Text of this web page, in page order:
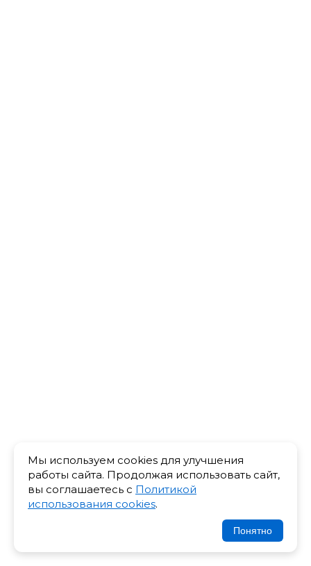
Мы используем cookies для улучшения
работы сайта. Продолжая использовать сайт,
вы соглашаетесь с Политикой
использования cookies.
Понятно